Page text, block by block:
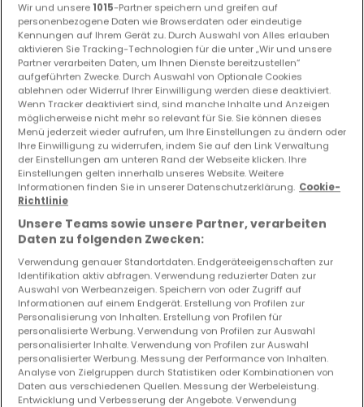
Einfamilienhaus
Schifflange
550.000 €
Wir und unsere 1015-Partner speichern und greifen auf
personenbezogene Daten wie Browserdaten oder eindeutige
Kennungen auf Ihrem Gerät zu. Durch Auswahl von Alles erlauben
aktivieren Sie Tracking-Technologien für die unter „Wir und unsere
Partner verarbeiten Daten, um Ihnen Dienste bereitzustellen“
aufgeführten Zwecke. Durch Auswahl von Optionale Cookies
ablehnen oder Widerruf Ihrer Einwilligung werden diese deaktiviert.
Wenn Tracker deaktiviert sind, sind manche Inhalte und Anzeigen
möglicherweise nicht mehr so relevant für Sie. Sie können dieses
Menü jederzeit wieder aufrufen, um Ihre Einstellungen zu ändern oder
Ihre Einwilligung zu widerrufen, indem Sie auf den Link Verwaltung
der Einstellungen am unteren Rand der Webseite klicken. Ihre
Einstellungen gelten innerhalb unseres Website. Weitere
Informationen finden Sie in unserer Datenschutzerklärung. Cookie-
Richtlinie
Unsere Teams sowie unsere Partner, verarbeiten
Daten zu folgenden Zwecken:
Verwendung genauer Standortdaten. Endgeräteeigenschaften zur
Identifikation aktiv abfragen. Verwendung reduzierter Daten zur
Auswahl von Werbeanzeigen. Speichern von oder Zugriff auf
Informationen auf einem Endgerät. Erstellung von Profilen zur
Personalisierung von Inhalten. Erstellung von Profilen für
personalisierte Werbung. Verwendung von Profilen zur Auswahl
personalisierter Inhalte. Verwendung von Profilen zur Auswahl
personalisierter Werbung. Messung der Performance von Inhalten.
Analyse von Zielgruppen durch Statistiken oder Kombinationen von
Daten aus verschiedenen Quellen. Messung der Werbeleistung.
Entwicklung und Verbesserung der Angebote. Verwendung